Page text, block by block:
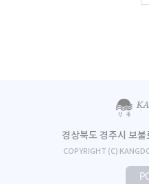
경상북도 경주시 보
COPYRIGHT (C)